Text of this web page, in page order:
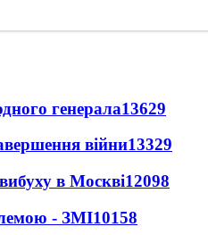
генерала13629
війни13329
в Москві12098
- ЗМІ10158